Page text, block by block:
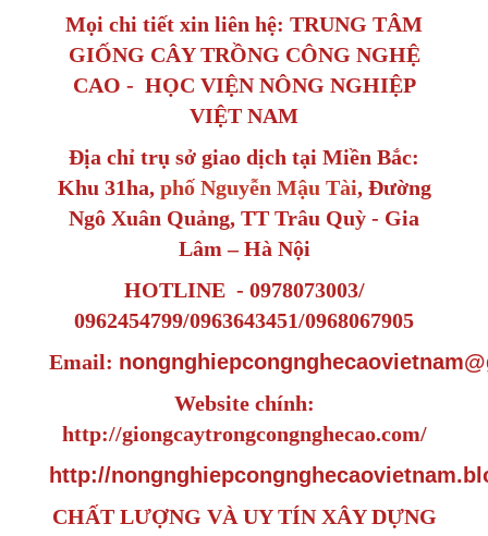
Mọi chi tiết xin liên hệ: TRUNG TÂM
GIỐNG CÂY TRỒNG CÔNG NGHỆ
CAO - HỌC VIỆN NÔNG NGHIỆP
VIỆT NAM
Địa chỉ trụ sở giao dịch tại Miền Bắc:
Khu 31ha, phố Nguyễn Mậu Tài, Đường
Ngô Xuân Quảng, TT Trâu Quỳ - Gia
Lâm – Hà Nội
HOTLINE - 0978073003/
0962454799/0963643451/0968067905
Email:
Website chính:
http://giongcaytrongcongnghecao.com/
http://
CHẤT LƯỢNG VÀ UY TÍN XÂY DỰNG